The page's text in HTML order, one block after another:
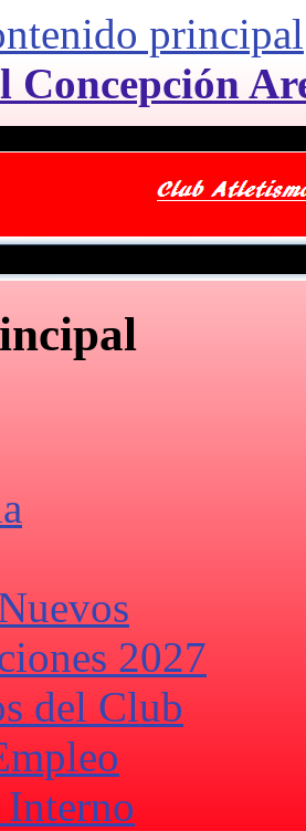
principal
Concepción
2027
del Club